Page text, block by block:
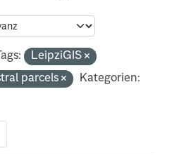
Tags:
LeipziGIS
parcels
Kategorien: